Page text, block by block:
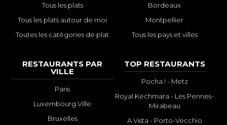
Tous les plats
Tous les plats autour de moi
Toutes les catégories de plat
Bordeaux
Montpellier
Tous les pays et villes
RESTAURANTS PAR
VILLE
Paris
Luxembourg Ville
Bruxelles
TOP RESTAURANTS
Pocha ! - Metz
Royal Kechmara - Les Pennes-
Mirabeau
A Vista - Porto-Vecchio